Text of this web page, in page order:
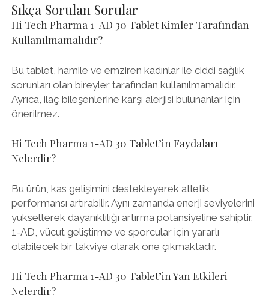
Sıkça Sorulan Sorular
Hi Tech Pharma 1-AD 30 Tablet Kimler Tarafından
Kullanılmamalıdır?
Bu tablet, hamile ve emziren kadınlar ile ciddi sağlık
sorunları olan bireyler tarafından kullanılmamalıdır.
Ayrıca, ilaç bileşenlerine karşı alerjisi bulunanlar için
önerilmez.
Hi Tech Pharma 1-AD 30 Tablet’in Faydaları
Nelerdir?
Bu ürün, kas gelişimini destekleyerek atletik
performansı artırabilir. Aynı zamanda enerji seviyelerini
yükselterek dayanıklılığı artırma potansiyeline sahiptir.
1-AD, vücut geliştirme ve sporcular için yararlı
olabilecek bir takviye olarak öne çıkmaktadır.
Hi Tech Pharma 1-AD 30 Tablet’in Yan Etkileri
Nelerdir?